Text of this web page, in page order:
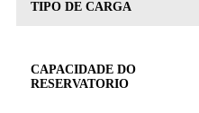
TIPO DE CARGA
CAPACIDADE DO
RESERVATORIO